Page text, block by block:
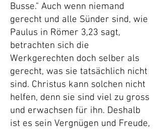
Busse." Auch wenn niemand
gerecht und alle Sünder sind, wie
Paulus in Römer 3,23 sagt,
betrachten sich die
Werkgerechten doch selber als
gerecht, was sie tatsächlich nicht
sind. Christus kann solchen nicht
helfen, denn sie sind viel zu gross
und erwachsen für ihn. Deshalb
ist es sein Vergnügen und Freude,